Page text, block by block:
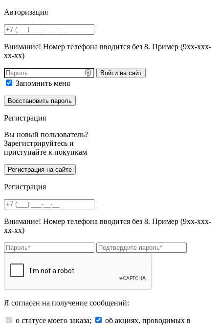
Авторизация
Внимание! Номер телефона вводится без 8. Пример (9хх-ххх-
хх-хх)
Войти на сайт
Запомнить меня
Регистрация
Вы новый пользователь?
Зарегистрируйтесь и
приступайте к покупкам
Регистрация
Внимание! Номер телефона вводится без 8. Пример (9хх-ххх-
хх-хх)
Я согласен на получение сообщений:
о статусе моего заказа;
об акциях, проводимых в